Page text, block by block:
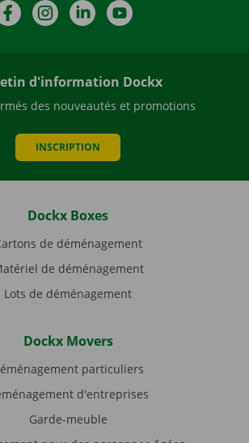
FacebookInstagramLinkedIn
d'information Dockx
des nouveautés et promotions
INSCRIPTION
Dockx Boxes
de déménagement
de déménagement
Lots de déménagement
Dockx Movers
particuliers
d'entreprises
Garde-meuble